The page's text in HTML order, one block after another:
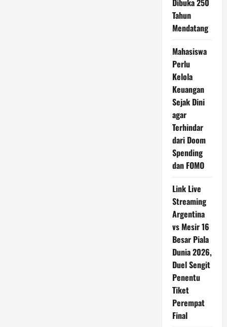
Dibuka 250
Tahun
Mendatang
Mahasiswa
Perlu
Kelola
Keuangan
Sejak Dini
agar
Terhindar
dari Doom
Spending
dan FOMO
Link Live
Streaming
Argentina
vs Mesir 16
Besar Piala
Dunia 2026,
Duel Sengit
Penentu
Tiket
Perempat
Final